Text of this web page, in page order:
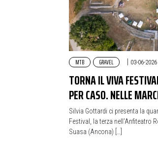
MTB GRAVEL | 03-06-2026
TORNA IL VIVA
PER CASO. NELLE
Silvia Gottardi ci presenta la
Festival, la terza nell’Anfiteatro
Suasa (Ancona) […]